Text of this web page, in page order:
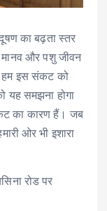
का बढ़ता स्तर
और पशु जीवन
हम इस संकट को
यह समझना होगा
का कारण हैं। जब
ओर भी इशारा
रोड पर